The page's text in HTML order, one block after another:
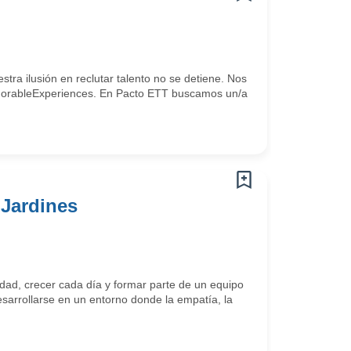
ilusión en reclutar talento no se detiene. Nos
En Pacto ETT buscamos un/a
crecer cada día y formar parte de un equipo
en un entorno donde la empatía, la